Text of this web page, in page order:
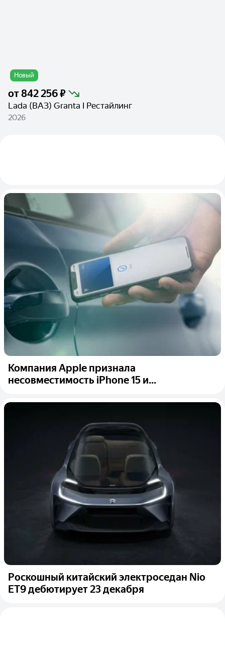
Новый
от842 256 ₽
Lada (ВАЗ) Granta I Рестайлинг
2026
Компания Apple признала
несовместимость iPhone 15 и...
Роскошный китайский электроседан Nio
ET9 дебютирует 23 декабря